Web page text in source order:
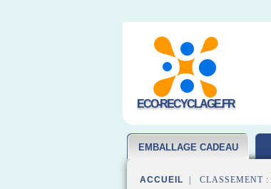
ECO-RECYCLAGE.FR
EMBALLAGE CADEAU
ACCUEIL | CLASSEMENT :